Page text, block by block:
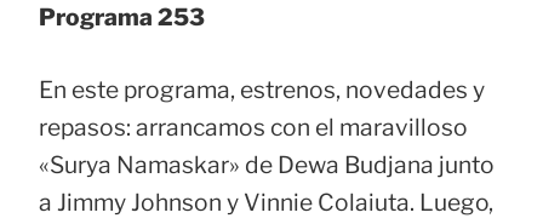
Programa 253
En este programa, estrenos, novedades y
repasos: arrancamos con el maravilloso
«Surya Namaskar» de Dewa Budjana junto
a Jimmy Johnson y Vinnie Colaiuta. Luego,